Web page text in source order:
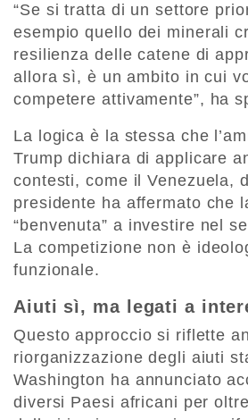
“Se si tratta di un settore
esempio quello dei minerali
resilienza delle catene di
allora sì, è un ambito in cui
competere attivamente”, ha
La logica è la stessa che
Trump dichiara di applicare
contesti, come il Venezuela,
presidente ha affermato che
“benvenuta” a investire nel
La competizione non è
funzionale.
Aiuti sì, ma legati a
Questo approccio si riflette
riorganizzazione degli aiuti
Washington ha annunciato
diversi Paesi africani per